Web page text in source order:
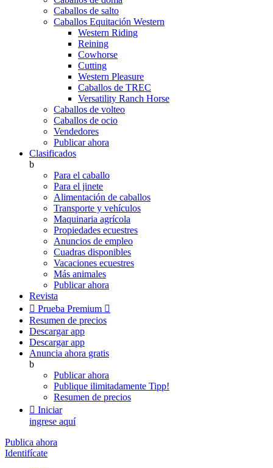
Caballos de salto
Caballos Equitación Western
Western Riding
Reining
Cowhorse
Cutting
Western Pleasure
Caballos de TREC
Versatility Ranch Horse
Caballos de volteo
Caballos de ocio
Vendedores
Publicar ahora
Clasificados
b
Para el caballo
Para el jinete
Alimentación de caballos
Transporte y vehículos
Maquinaria agrícola
Propiedades ecuestres
Anuncios de empleo
Cuadras disponibles
Vacaciones ecuestres
Más animales
Publicar ahora
Revista
 Prueba Premium 
Resumen de precios
Descargar app
Descargar app
Anuncia ahora gratis
b
Publicar ahora
Publique ilimitadamente Tipp!
Resumen de precios
 Iniciar
ingrese aquí
Publica ahora
Identifícate